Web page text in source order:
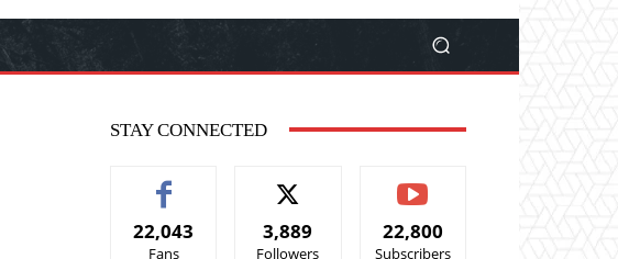
STAY CONNECTED
22,043
Fans
3,889
Followers
22,800
Subscribers